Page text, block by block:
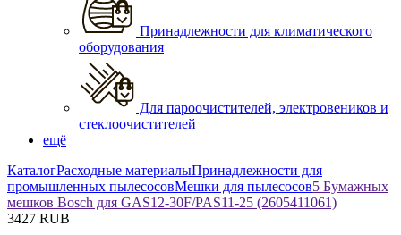
Принадлежности для климатического
оборудования
Для пароочистителей, электровеников и
стеклоочистителей
ещё
КаталогРасходные материалыПринадлежности для
промышленных пылесосовМешки для пылесосов5 Бумажных
мешков Bosch для GAS12-30F/PAS11-25 (2605411061)
3427 RUB